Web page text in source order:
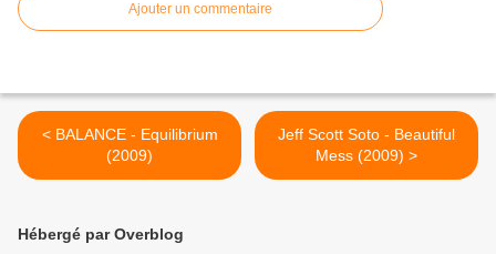
Ajouter un commentaire
< BALANCE - Equilibrium
(2009)
Jeff Scott Soto - Beautiful
Mess (2009) >
Hébergé par Overblog